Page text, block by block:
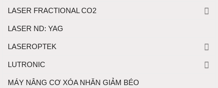
LASER FRACTIONAL CO2
LASER ND: YAG
LASEROPTEK
LUTRONIC
MÁY NÂNG CƠ XÓA NHĂN GIẢM BÉO